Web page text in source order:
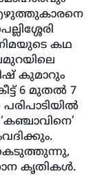
കഥ
കുമാറും
6 മുതല്‍ 7
കൃതികള്‍.